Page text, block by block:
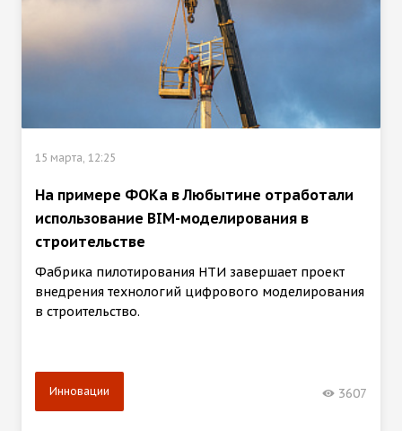
15 марта, 12:25
На примере ФОКа в Любытине отработали
использование BIM-моделирования в
строительстве
Фабрика пилотирования НТИ завершает проект
внедрения технологий цифрового моделирования
в строительство.
Инновации 3607